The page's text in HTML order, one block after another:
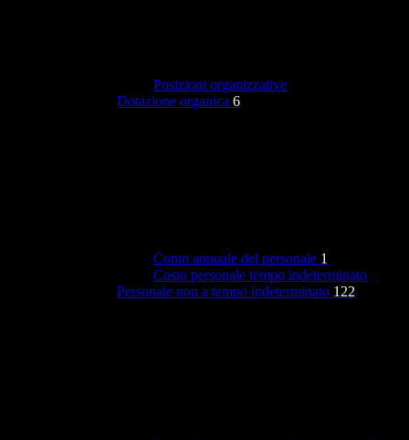
Posizioni organizzative
Dotazione organica 6
Conto annuale del personale 1
Costo personale tempo indeterminato
Personale non a tempo indeterminato 122